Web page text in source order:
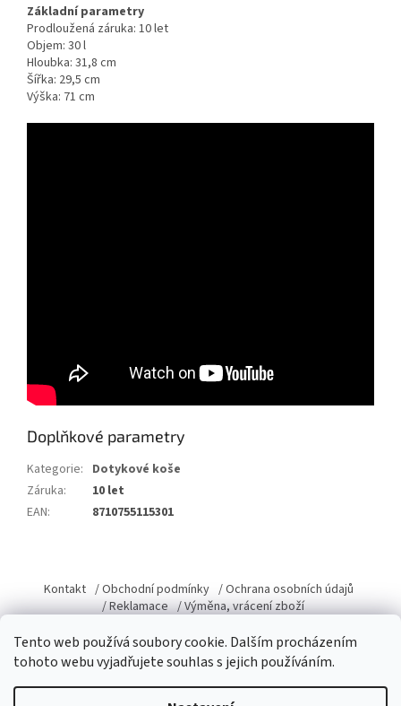
Tento web používá soubory cookie. Dalším procházením
tohoto webu vyjadřujete souhlas s jejich používáním.
Základní parametry
Prodloužená záruka: 10 let
Objem: 30 l
Hloubka: 31,8 cm
Šířka: 29,5 cm
Výška: 71 cm
Doplňkové parametry
Kategorie: Dotykové koše
Záruka:
10 let
EAN: 8710755115301
p
a
Kontakt / Obchodní podmínky / Ochrana osobních údajů
/ Reklamace / Výměna, vrácení zboží